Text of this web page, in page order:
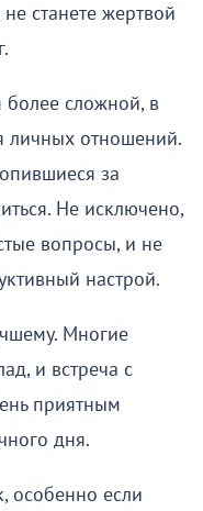
станете жертвой
более сложной, в
личных отношений.
за
Не исключено,
вопросы, и не
настрой.
Многие
и встреча с
приятным
дня.
особенно если